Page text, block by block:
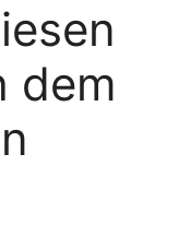
dem